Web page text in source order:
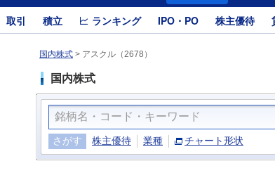
取引 積立 ランキング IPO・PO 株主優待
国内株式 > アスクル（2678）
国内株式
さがす 株主優待 業種 チャート形状